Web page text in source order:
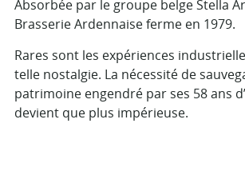
Absorbée par le groupe belge Stella
Brasserie Ardennaise ferme en 1979.
Rares sont les expériences
telle nostalgie. La nécessité de
patrimoine engendré par ses 58 ans
devient que plus impérieuse.